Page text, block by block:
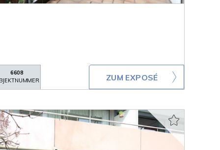
6608
ZUM EXPOSÉ